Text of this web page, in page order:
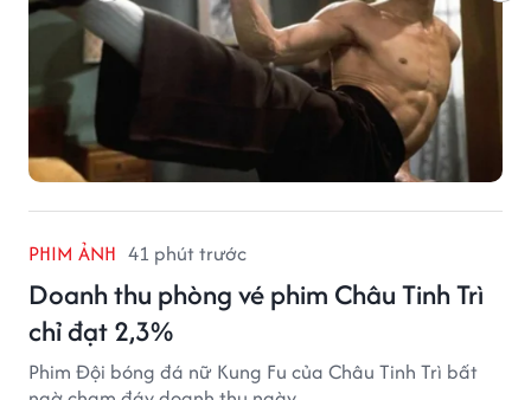
PHIM ẢNH 41 phút trước
Doanh thu phòng vé phim Châu Tinh Trì
chỉ đạt 2,3%
Phim Đội bóng đá nữ Kung Fu của Châu Tinh Trì bất